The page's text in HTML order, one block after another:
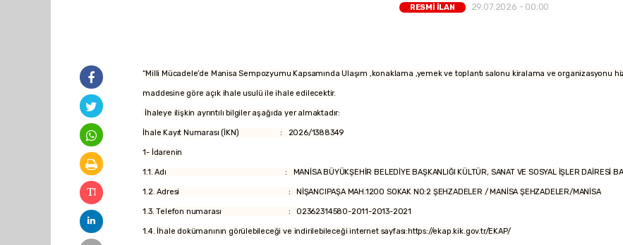
RESMİ İLAN 29.07.2026 - 00:00
“Milli Mücadele’de Manisa Sempozyumu Kapsamında Ulaşım ,konaklama ,yemek ve toplantı salonu kiralama ve organizasyonu
maddesine göre açık ihale usulü ile ihale edilecektir.
İhaleye ilişkin ayrıntılı bilgiler aşağıda yer almaktadır:
İhale Kayıt Numarası (İKN) : 2026/1388349
1- İdarenin
1.1. Adı : MANİSA BÜYÜKŞEHİR BELEDİYE BAŞKANLIĞI KÜLTÜR, SANAT VE SOSYAL İŞLER DAİRESİ
1.2. Adresi : NİŞANCIPAŞA MAH.1200 SOKAK NO:2 ŞEHZADELER / MANİSA ŞEHZADELER/MANİSA
1.3. Telefon numarası : 02362314580-2011-2013-2021
1.4. İhale dokümanının görülebileceği ve indirilebileceği internet sayfası:https://ekap.kik.gov.tr/EKAP/